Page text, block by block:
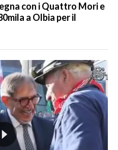
con i Quattro Mori e
a Olbia per il